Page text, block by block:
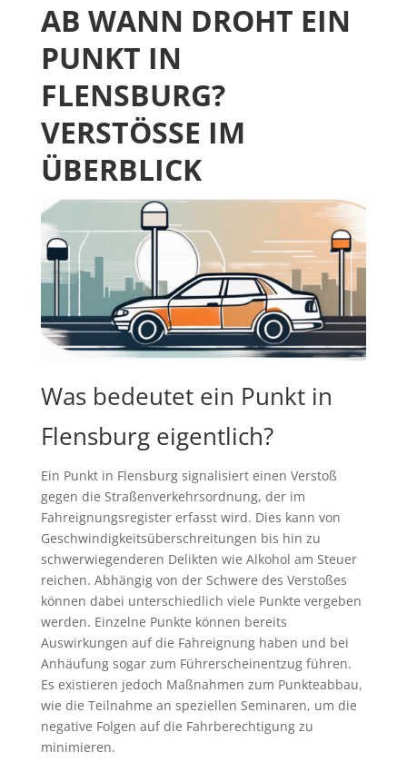
AB WANN DROHT EIN
PUNKT IN
FLENSBURG?
VERSTÖSSE IM Ü
BERBLICK
Was bedeutet ein Punkt in
Flensburg eigentlich?
Ein Punkt in Flensburg signalisiert einen Verstoß
gegen die Straßenverkehrsordnung, der im
Fahreignungsregister erfasst wird. Dies kann von
Geschwindigkeitsüberschreitungen bis hin zu
schwerwiegenderen Delikten wie Alkohol am Steuer
reichen. Abhängig von der Schwere des Verstoßes
können dabei unterschiedlich viele Punkte vergeben
werden. Einzelne Punkte können bereits
Auswirkungen auf die Fahreignung haben und bei
Anhäufung sogar zum Führerscheinentzug führen.
Es existieren jedoch Maßnahmen zum Punkteabbau,
wie die Teilnahme an speziellen Seminaren, um die
negative Folgen auf die Fahrberechtigung zu
minimieren.